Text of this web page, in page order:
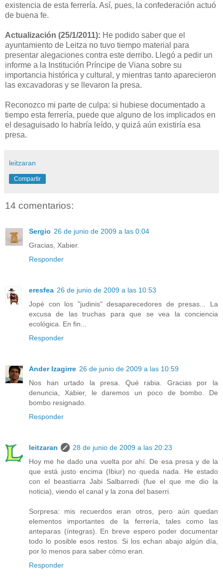
existencia de esta ferrería. Así, pues, la confederación actuó
de buena fe.
Actualización (25/1/2011): He podido saber que el
ayuntamiento de Leitza no tuvo tiempo material para
presentar alegaciones contra este derribo. Llegó a pedir un
informe a la Institución Príncipe de Viana sobre su
importancia histórica y cultural, y mientras tanto aparecieron
las excavadoras y se llevaron la presa.
Reconozco mi parte de culpa: si hubiese documentado a
tiempo esta ferrería, puede que alguno de los implicados en
el desaguisado lo habría leído, y quizá aún existiría esa
presa.
leitzaran
Compartir
14 comentarios:
Sergio 26 de junio de 2009 a las 0:04
Gracias, Xabier.
Responder
eresfea 26 de junio de 2009 a las 10:53
Jopé con los "judinis" desaparecedores de presas... La
excusa de las truchas para que se vea la conciencia
ecológica. En fin...
Responder
Ander Izagirre 26 de junio de 2009 a las 10:59
Nos han urtado la presa. Qué rabia. Gracias por la
denuncia, Xabier, le daremos un poco de bombo. De
bombo resignado.
Responder
leitzaran
28 de junio de 2009 a las 20:23
Hoy me he dado una vuelta por ahí. De esa presa y de la
que está justo encima (Ibiur) no queda nada. He estado
con el beastiarra Jabi Salbarredi (fue el que me dio la
noticia), viendo el canal y la zona del baserri.
Sorpresa: mis recuerdos eran otros, pero aún quedan
elementos importantes de la ferrería, tales como las
anteparas (íntegras). En breve espero poder documentar
todo lo posible esos restos. Si los echan abajo algún día,
por lo menos para saber cómo eran.
Responder